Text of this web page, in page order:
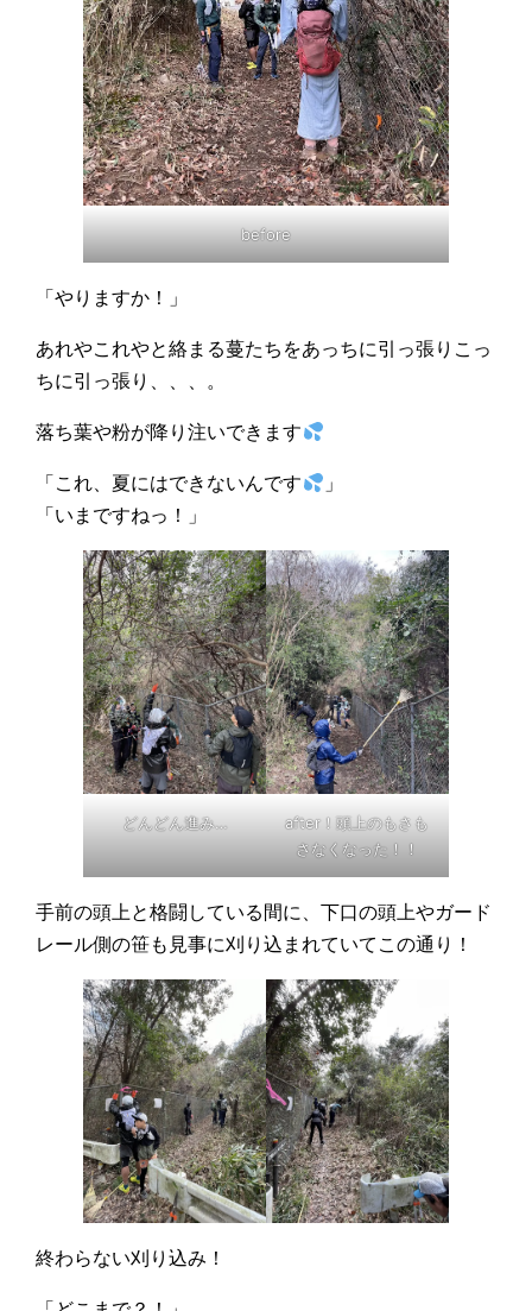
before
「やりますか！」
あれやこれやと絡まる蔓たちをあっちに引っ張りこっ
ちに引っ張り、、、。
落ち葉や粉が降り注いできます
「これ、夏にはできないんです
」
「いまですねっ！」
どんどん進み…
after！頭上のもさも
さなくなった！！
手前の頭上と格闘している間に、下口の頭上やガード
レール側の笹も見事に刈り込まれていてこの通り！
終わらない刈り込み！